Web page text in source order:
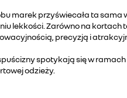
marek przyświecała ta
lekkości. Zarówno na kortach
precyzją i
spotykają się w
odzieży.